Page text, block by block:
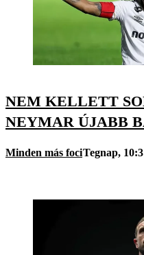
NEM KELLETT
NEYMAR ÚJABB
Minden más fociTegnap,